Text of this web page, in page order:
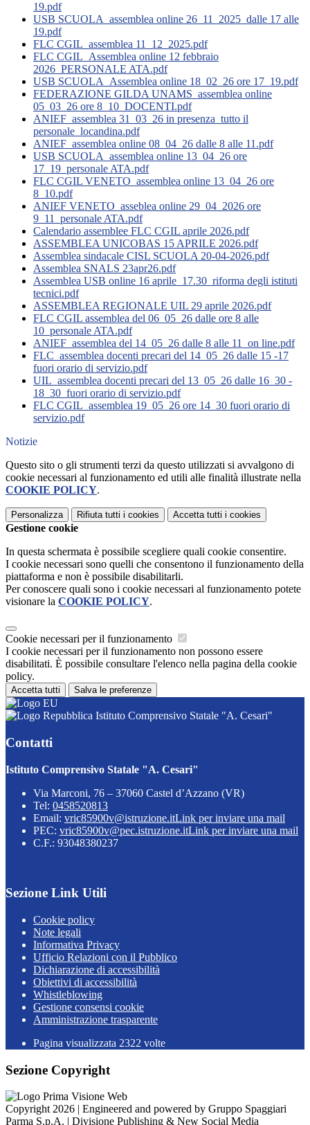
19.pdf
USB SCUOLA_assemblea online 26_11_2025_dalle 17 alle
19.pdf
FLC CGIL_assemblea 11_12_2025.pdf
FLC CGIL_Assemblea online 12 febbraio
2026_PERSONALE ATA.pdf
USB SCUOLA_Assemblea online 18_02_26 ore 17_19.pdf
FEDERAZIONE GILDA UNAMS_assemblea online
05_03_26 ore 8_10_DOCENTI.pdf
ANIEF_assemblea 31_03_26 in presenza_tutto il
personale_locandina.pdf
ANIEF_assemblea online 08_04_26 dalle 8 alle 11.pdf
USB SCUOLA_assemblea online 13_04_26 ore
17_19_personale ATA.pdf
FLC CGIL VENETO_assemblea online 13_04_26 ore
8_10.pdf
ANIEF VENETO_asseblea online 29_04_2026 ore
9_11_personale ATA.pdf
Calendario assemblee FLC CGIL aprile 2026.pdf
ASSEMBLEA UNICOBAS 15 APRILE 2026.pdf
Assemblea sindacale CISL SCUOLA 20-04-2026.pdf
Assemblea SNALS 23apr26.pdf
Assemblea USB online 16 aprile_17.30_riforma degli istituti
tecnici.pdf
ASSEMBLEA REGIONALE UIL 29 aprile 2026.pdf
FLC CGIL assemblea del 06_05_26 dalle ore 8 alle
10_personale ATA.pdf
ANIEF_assemblea del 14_05_26 dalle 8 alle 11_on line.pdf
FLC_assemblea docenti precari del 14_05_26 dalle 15 -17
fuori orario di servizio.pdf
UIL_assemblea docenti precari del 13_05_26 dalle 16_30 -
18_30_fuori orario di servizio.pdf
FLC CGIL_assemblea 19_05_26 ore 14_30 fuori orario di
servizio.pdf
Notizie
Questo sito o gli strumenti terzi da questo utilizzati si avvalgono di
cookie necessari al funzionamento ed utili alle finalità illustrate nella
COOKIE POLICY.
Personalizza Rifiuta tutti i cookies Accetta tutti i cookies
Gestione cookie
In questa schermata è possibile scegliere quali cookie consentire.
I cookie necessari sono quelli che consentono il funzionamento della
piattaforma e non è possibile disabilitarli.
Per conoscere quali sono i cookie necessari al funzionamento potete
visionare la COOKIE POLICY.
Cookie necessari per il funzionamento
I cookie necessari per il funzionamento non possono essere
disabilitati. È possibile consultare l'elenco nella pagina della cookie
policy.
Accetta tutti Salva le preferenze
Istituto Comprensivo Statale "A. Cesari"
Contatti
Istituto Comprensivo Statale "A. Cesari"
Via Marconi, 76 – 37060 Castel d’Azzano (VR)
Tel: 0458520813
Email: vric85900v@istruzione.itLink per inviare una mail
PEC: vric85900v@pec.istruzione.itLink per inviare una mail
C.F.: 93048380237
Sezione Link Utili
Cookie policy
Note legali
Informativa Privacy
Ufficio Relazioni con il Pubblico
Dichiarazione di accessibilità
Obiettivi di accessibilità
Whistleblowing
Gestione consensi cookie
Amministrazione trasparente
Pagina visualizzata 2322 volte
Sezione Copyright
Copyright 2026 | Engineered and powered by Gruppo Spaggiari
Parma S.p.A. | Divisione Publishing & New Social Media